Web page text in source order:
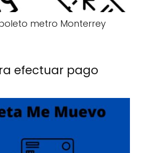
metro Monterrey
efectuar pago